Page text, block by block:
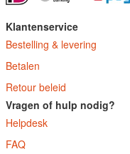
Klantenservice
Bestelling & levering
Betalen
Retour beleid
Vragen of hulp nodig?
Helpdesk
FAQ